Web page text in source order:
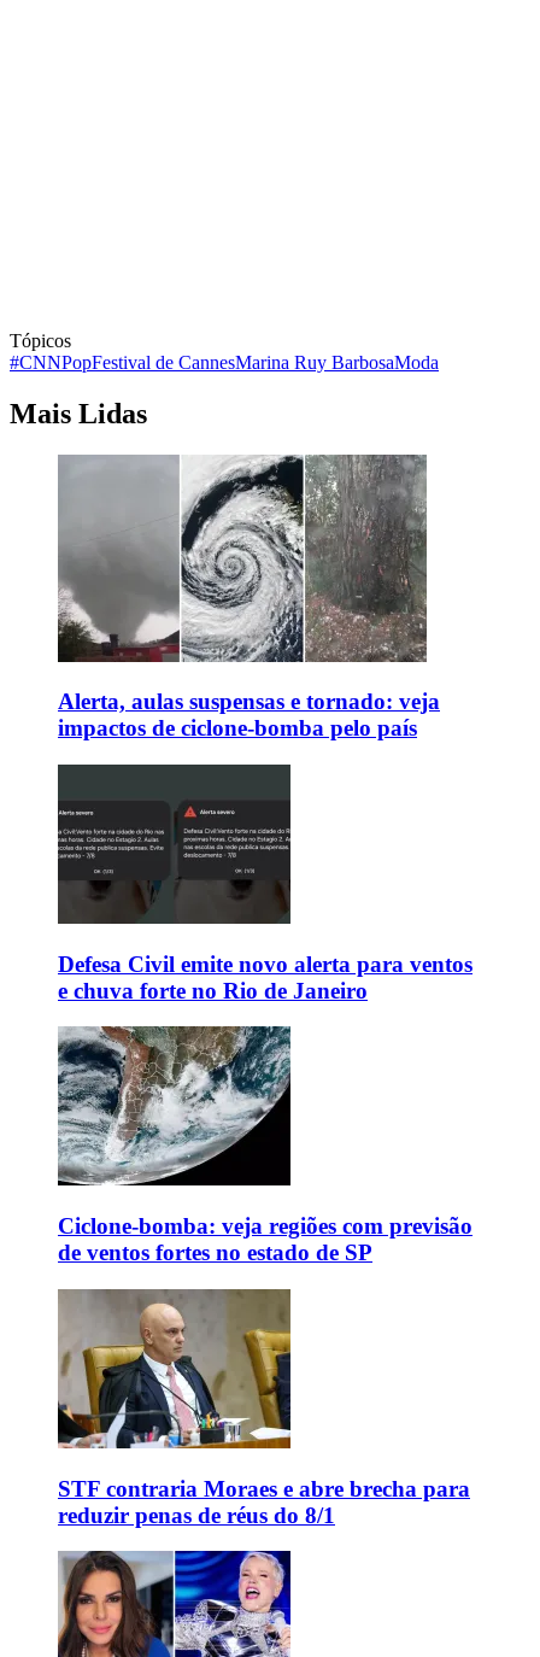
Tópicos
#CNNPopFestival de CannesMarina Ruy BarbosaModa
Mais Lidas
Alerta, aulas suspensas e tornado: veja
impactos de ciclone-bomba pelo país
Defesa Civil emite novo alerta para ventos
e chuva forte no Rio de Janeiro
Ciclone-bomba: veja regiões com previsão
de ventos fortes no estado de SP
STF contraria Moraes e abre brecha para
reduzir penas de réus do 8/1